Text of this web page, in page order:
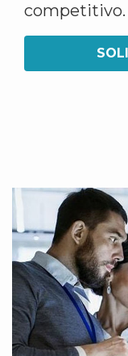
competitivo.